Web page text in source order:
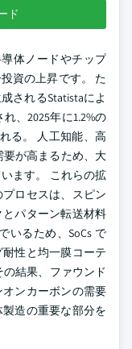
ド
体ノードやチップ
資の上昇です。 た
されるStatistaによ
、2025年に1.2%の
る。 人工知能、高
が高まるため、大
ます。 これらの拡
ロセスは、スピン
パターン転送材料
いるため、SoCs で
性と均一膜コーテ
結果、ファウンド
ンカーボンの需要
造の重要な部分を